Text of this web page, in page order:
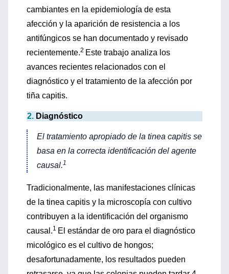
cambiantes en la epidemiología de esta
afección y la aparición de resistencia a los
antifúngicos se han documentado y revisado
recientemente.2 Este trabajo analiza los
avances recientes relacionados con el
diagnóstico y el tratamiento de la afección por
tiña capitis.
2. Diagnóstico
El tratamiento apropiado de la tinea capitis se
basa en la correcta identificación del agente
causal.1
Tradicionalmente, las manifestaciones clínicas
de la tinea capitis y la microscopía con cultivo
contribuyen a la identificación del organismo
causal.1 El estándar de oro para el diagnóstico
micológico es el cultivo de hongos;
desafortunadamente, los resultados pueden